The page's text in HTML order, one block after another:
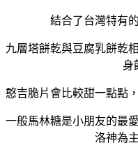
結合了台灣特有
九層塔餅乾與豆腐乳餅乾
身
憨吉脆片會比較甜一點點
一般馬林糖是小朋友的最
洛神為